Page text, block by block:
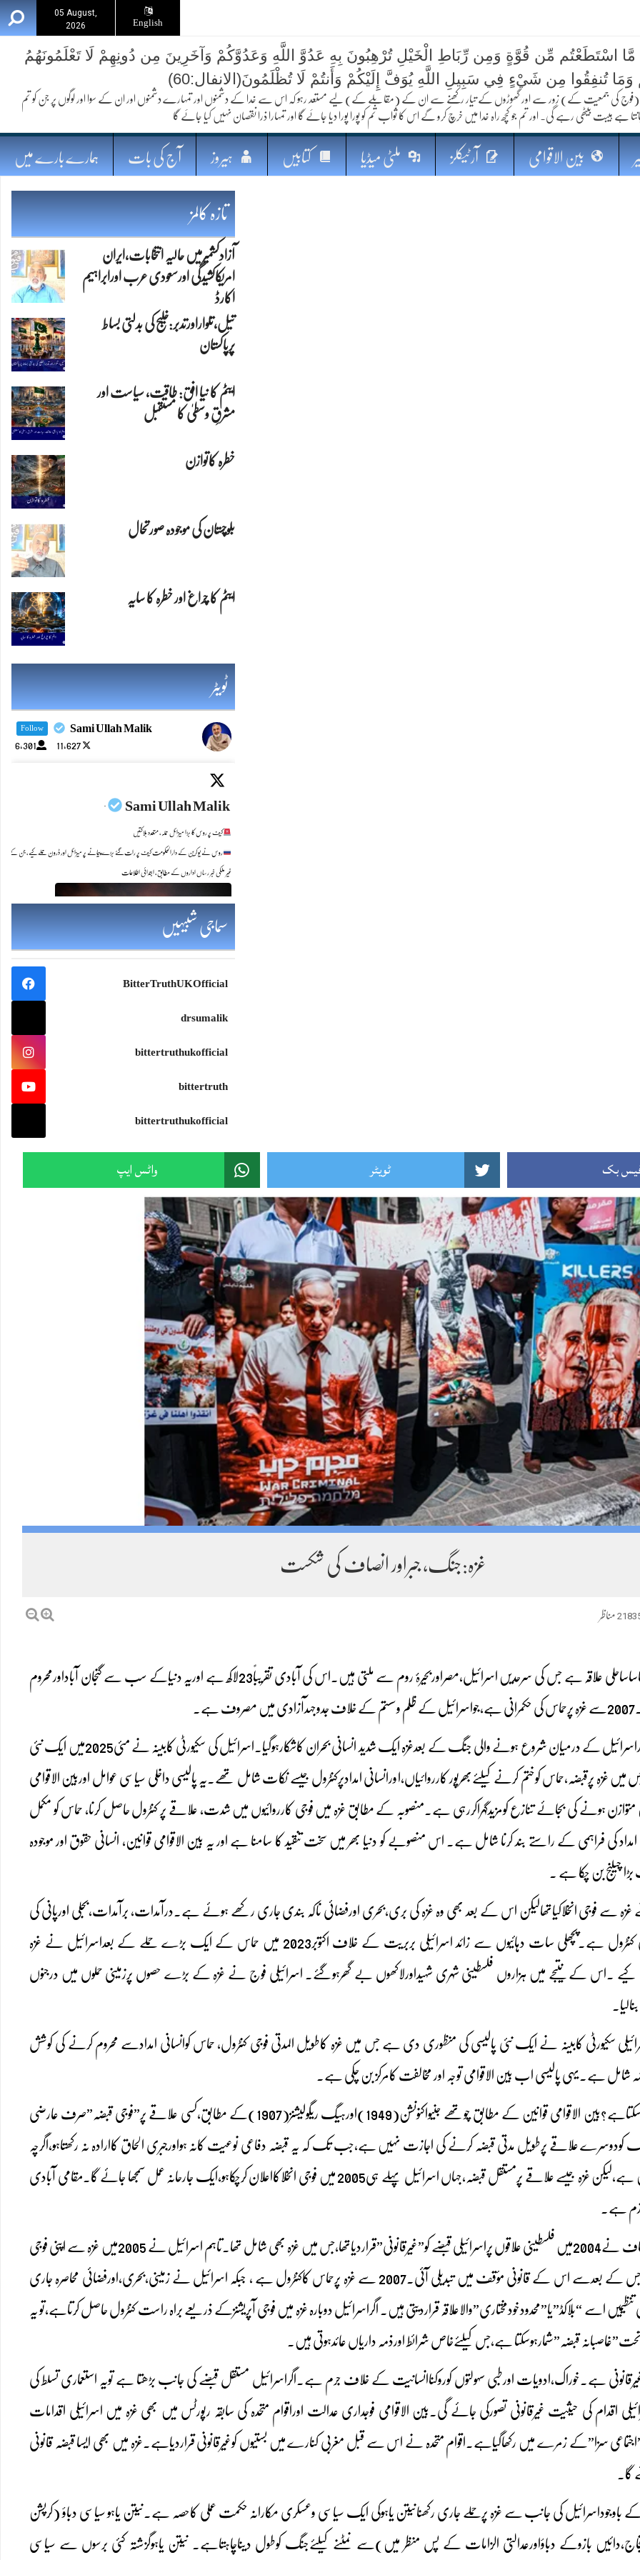
05 August,
2026
English
مستقبل
مَّا اسْتَطَعْتُم مِّن قُوَّةٍ وَمِن رِّبَاطِ الْخَيْلِ تُرْهِبُونَ بِهِ عَدُوَّ اللَّهِ وَعَدُوَّكُمْ وَآخَرِينَ مِن دُونِهِمْ لَا تَعْلَمُونَهُمُ
وَمَا تُنفِقُوا مِن شَيْءٍ فِي سَبِيلِ اللَّهِ يُوَفَّ إِلَيْكُمْ وَأَنتُمْ لَا تُظْلَمُونَ(الانفال:60)
کی جمعیت کے) زور سے اور گھوڑوں کے تیار رکھنے سے ان کے (مقابلے کے) لیے مستعد رہو کہ اس سے خدا کے دشمنوں اور تمہارے دشمنوں اور ان کے سوا اور لوگوں پر جن کو تم
ہے ہیبت بیٹھی رہے گی۔ اور تم جو کچھ راہ خدا میں خرچ کرو گے اس کا ثواب تم کو پورا پورا دیا جائے گا اور تمہارا ذرا نقصان نہیں کیا جائے گا
بین الاقوامی آرٹیکلز ملٹی میڈیا کتابیں ہیروز آج کی بات ہمارے بارے میں
تازہ کالمز
ایٹم کا چراغ اور خطرہ کا سایہ
آزادکشمیرمیں حالیہ انتخابات،ایران
امریکاکشیدگی اورسعودی عرب اورابراہیم
اکارڈ
تیل،تلواراورتدبر:خلیج کی بدلتی بساط
پرپاکستان
ایٹم کا نیا افق: طاقت، سیاست اور
مشرقِ وسطیٰ کا مستقبل
خطرہ کاتوازن
بلوچستان کی موجودہ صورتحال
ٹویٹر
Sami Ullah Malik
Follow
11,627
6,301
Sami Ullah Malik
·
کیف پر روس کا بڑا میزائل حملہ، متعدد ہلاکتیں
روس نے یوکرین کے دارالحکومت کیف پر رات گئے بڑے پیمانے پر میزائل اور ڈرون حملے کیے، جن کے بعد شہر میں 30 سے زائد دھماکوں کی آوازیں سنی گئیں اور مختلف علاقوں میں
غیر ملکی خبر رساں اداروں کے مطابق، ابتدائی اطلاعات
and the Future of the Middle East http://x.com/i/article/2084948729745031168
Sami Ullah Malik
سماجی شبیہیں
BitterTruthUKOfficial
drsumalik
bittertruthukofficial
bittertruth
bittertruthukofficial
بک ٹویٹر واٹس ایپ
غزہ:جنگ، جبراور انصاف کی شکست
مناظر
غزہ فلسطین کاایک چھوٹاساساحلی علاقہ ہے جس کی سرحدیں اسرائیل،مصراوربحیرۂ روم سے ملتی ہیں۔اس کی آبادی تقریباً23لاکھ ہے اوریہ دنیاکے سب سے گنجان آباداورمحروم
اکتوبر2023میں حماس اوراسرائیل کے درمیان شروع ہونے والی جنگ کے بعدغزہ ایک شدید انسانی بحران کاشکارہوگیا۔اسرائیل کی سکیورٹی کابینہ نے مئی2025میں ایک نئی
غزہ پرقبضہ،حماس کوختم کرنے کیلئےبھرپور کارروائیاں،اورانسانی امدادپرکنٹرول جیسے نکات شامل تھے۔یہ پالیسی داخلی سیاسی عوامل اوربین الاقوامی
متوازن ہونے کی بجائے تنازع کومزیدگہراکررہی ہے۔منصوبہ کے مطابق غزہ میں فوجی کارروائیوں میں شدت، علاقے پر کنٹرول حاصل کرنا، حماس کو مکمل
امداد کی فراہمی کے راستے بند کرنا شامل ہے۔ اس منصوبے کو دنیا بھر میں سخت تنقید کا سامنا ہے اور یہ بین الاقوامی قوانین، انسانی حقوق اور موجودہ
چیلنج بن چکا ہے ۔
نے غزہ سے فوجی انخلاکیاتھالیکن اس کے بعد بھی وہ غزہ کی بری،بحری اورفضائی ناکہ بندی جاری رکھے ہوئے ہے۔درآمدات، برآمدات،بجلی اورپانی کی
فراہمی پر مکمل اسرائیلی کنٹرول ہے۔پچھلی سات دہائیوں سے زائد اسرائیلی بربریت کے خلاف اکتوبر2023 میں حماس کے ایک بڑے حملے کے بعداسرائیل نے غزہ
کیے ۔اس کے نتیجے میں ہزاروں فلسطینی شہری شہیداورلاکھوں بے گھرہوگئے۔ اسرائیلی فوج نے غزہ کے بڑے حصوں پرزمینی حملوں میں درجنوں
اسرائیلی سکیورٹی کابینہ نے ایک نئی پالیسی کی منظوری دی ہے جس میں غزہ کاطویل المدتی فوجی کنٹرول، حماس کوانسانی امدادسے محروم کرنے کی کوشش
شامل ہے۔یہی پالیسی اب بین الاقوامی توجہ اور مخالفت کامرکز بن چکی ہے۔
کیااسرائیل غزہ پرقبضہ کرسکتاہے؟بین الاقوامی قوانین کے مطابق چوتھے جنیواکنونشن(1949)اورہیگ ریگولیشنز(1907)کے مطابق،کسی علاقے پر”فوجی قبضہ”صرف عارضی
علاقے پرطویل مدتی قبضہ کرنے کی اجازت نہیں ہے،جب تک کہ یہ قبضہ دفاعی نوعیت کانہ ہواورجبری الحاق کاارادہ نہ رکھتاہو،اگرچہ
عارضی فوجی کنٹرول ممکن ہے،لیکن غزہ جیسے علاقے پرمستقل قبضہ،جہاں اسرائیل پہلے ہی2005 میں فوجی انخلاکااعلان کرچکاہو،ایک جارحانہ عمل سمجھا جائے گا۔مقامی آبادی
ہے۔
بین الاقوامی عدالت انصاف نے2004میں فلسطینی علاقوں پراسرائیلی قبضے کو”غیرقانونی”قراردیاتھا،جس میں غزہ بھی شامل تھا۔تاہم اسرائیل نے 2005میں غزہ سے اپنی فوجی
موجودگی ختم کردی تھی،جس کے بعدسے اس کے قانونی مؤقف میں تبدیلی آئی۔2007 سے غزہ پرحماس کاکنٹرول ہے ، جبکہ اسرائیل نے زمینی،بحری،اورفضائی محاصرہ جاری
اسے “بلاکڈ”یا”محدودخودمختاری”والاعلاقہ قراردیتی ہیں۔ اگراسرائیل دوبارہ غزہ میں فوجی آپریشنزکے ذریعے براہ راست کنٹرول حاصل کرتاہے،تو یہ
قبضہ”شمارہوسکتا ہے،جس کیلئےخاص شرائط اورذمہ داریاں عائدہوتی ہیں۔
ہے۔خوراک،ادویات اورطبی سہولتوں کوروکناانسانیت کے خلاف جرم ہے۔اگراسرائیل مستقل قبضے کی جانب بڑھتا ہے تویہ استعماری تسلط کی
اقدام کی حیثیت غیرقانونی تصورکی جائے گی۔بین الاقوامی فوجداری عدالت اوراقوام متحدہ کی سابقہ رپورٹس میں بھی غزہ میں اسرائیلی اقدامات
سزا”کے زمرے میں رکھاگیاہے۔اقوام متحدہ نے اس سے قبل مغربی کنارے میں بستیوں کوغیرقانونی قراردیاہے۔غزہ میں بھی ایسا قبضہ قانونی
گا۔
کی جانب سے غزہ پرحملے جاری رکھنانیتن یاہوکی ایک سیاسی وعسکری مکارانہ حکمت عملی کاحصہ ہے۔نیتن یاہو سیاسی دباؤ (کرپشن
بازوکے دباؤاورعدالتی الزامات کے پس منظر میں)سے نمٹنے کیلئےجنگ کوطول دیناچاہتاہے۔ نیتن یاہوگزشتہ کئی برسوں سے سیاسی